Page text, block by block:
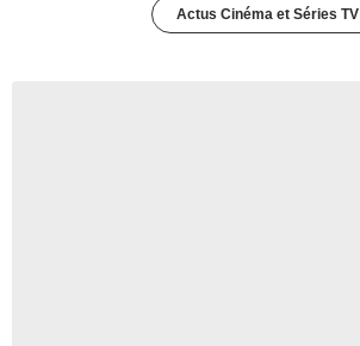
Actus Cinéma et Séries TV